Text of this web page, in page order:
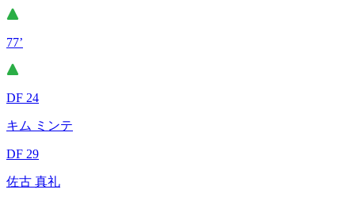
77’
DF 24
キム ミンテ
DF 29
佐古 真礼